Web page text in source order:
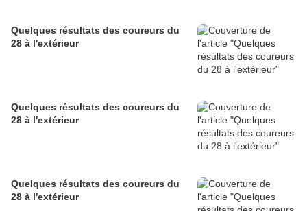
Quelques résultats des coureurs du
28 à l'extérieur
Quelques résultats des coureurs du
28 à l'extérieur
Quelques résultats des coureurs du
28 à l'extérieur